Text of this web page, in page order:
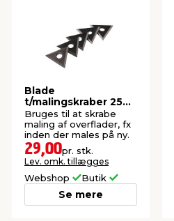
Blade
t/malingskraber 25
mm 5-pk. - LUXI®
Bruges til at skrabe
maling af overflader, fx
inden der males på ny.
29,00pr. stk.
Lev. omk. tillægges
Webshop Butik
Se mere